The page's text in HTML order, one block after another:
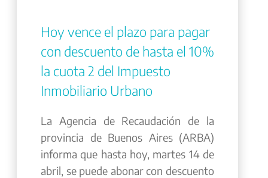
Hoy vence el plazo para pagar
con descuento de hasta el 10%
la cuota 2 del Impuesto
Inmobiliario Urbano
La Agencia de Recaudación de la
provincia de Buenos Aires (ARBA)
informa que hasta hoy, martes 14 de
abril, se puede abonar con descuento